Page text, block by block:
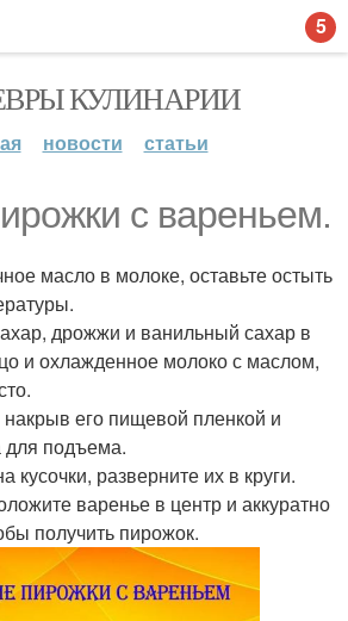
КУЛИНАРИИ
новости статьи
с вареньем.
масло в молоке, оставьте остыть
дрожжи и ванильный сахар в
и охлажденное молоко с маслом,
его пищевой пленкой и
для подъема.
кусочки, разверните их в круги.
варенье в центр и аккуратно
получить пирожок.
5